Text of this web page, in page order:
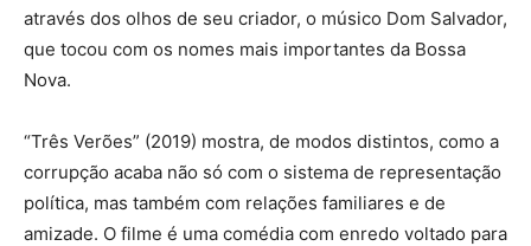
através dos olhos de seu criador, o músico Dom Salvador,
que tocou com os nomes mais importantes da Bossa
Nova.
“Três Verões” (2019) mostra, de modos distintos, como a
corrupção acaba não só com o sistema de representação
política, mas também com relações familiares e de
amizade. O filme é uma comédia com enredo voltado para